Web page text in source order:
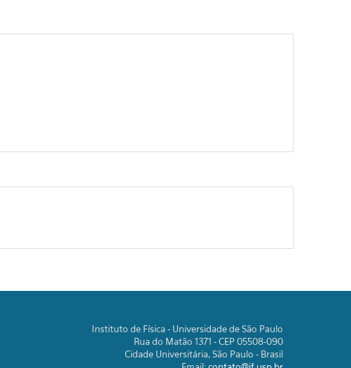
Instituto de Física - Universidade de São Paulo
Rua do Matão 1371 - CEP 05508-090
Cidade Universitária, São Paulo - Brasil